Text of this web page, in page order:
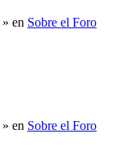
» en Sobre el Foro
» en Sobre el Foro